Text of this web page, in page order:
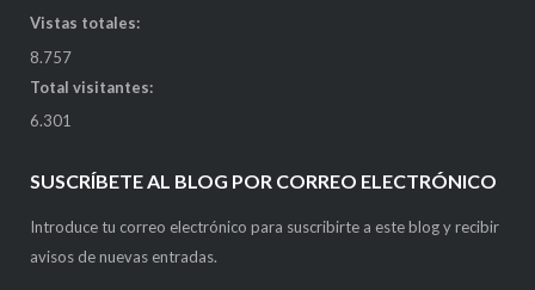
Vistas totales:
8.757
Total visitantes:
6.301
SUSCRÍBETE AL BLOG POR CORREO ELECTRÓNICO
Introduce tu correo electrónico para suscribirte a este blog y recibir
avisos de nuevas entradas.